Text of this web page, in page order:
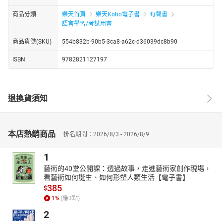
商品分類 樂天首頁 樂天Kobo電子書
有聲書
語言學習/考試用書
商品貨號(SKU) 554b832b-90b5-3ca8-a62c-d36039dc8b90
ISBN 9782821127197
退換貨須知
本店熱銷商品 排名期間：2026/8/3 - 2026/8/9
1
藝術的40堂公開課：透過故事，走進藝術家創作現場，
看藝術如何誕生、如何形塑人類生活【電子書】
$385
1% (賺3點)
2